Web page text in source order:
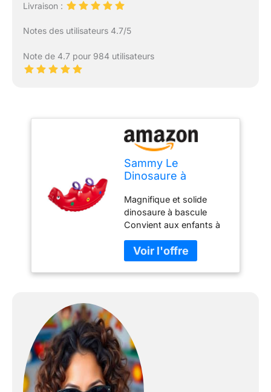
Livraison :
Notes des utilisateurs 4.7/5
Note de 4.7 pour 984 utilisateurs
Sammy Le
Dinosaure à
Magnifique et solide
dinosaure à bascule
Convient aux enfants à
peut être joué avec un,
deux ou trois enfants
dessus.